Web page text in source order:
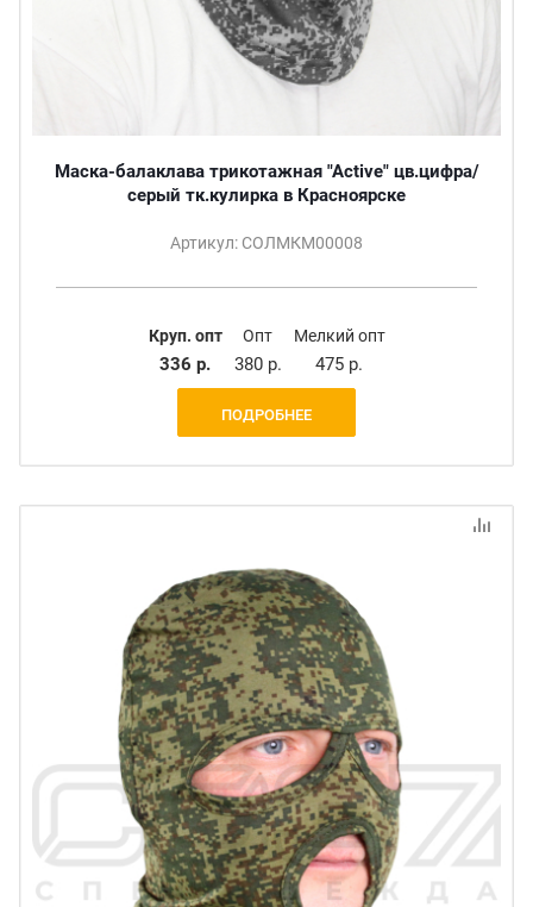
Маска-балаклава трикотажная "Active" цв.цифра/
серый тк.кулирка в Красноярске
Артикул: СОЛМКМ00008
Круп. опт
336 р.
Опт
380 р.
Мелкий опт
475 р.
ПОДРОБНЕЕ